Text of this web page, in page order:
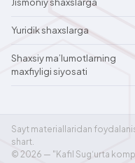
Yuridik shaxslarga
Shaxsiy ma’lumotlarning
maxfiyligi siyosati
Sayt materiallaridan
shart.
© 2026 — "Kafil Sug‘urta